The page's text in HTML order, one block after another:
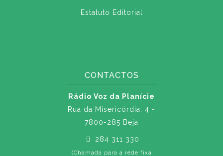
Estatuto Editorial
CONTACTOS
Rádio Voz da Planície
Rua da Misericórdia, 4 -
7800-285 Beja
284 311 330
(Chamada para a rede fixa